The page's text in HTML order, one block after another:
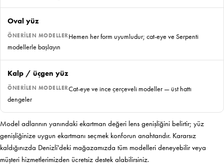
Oval yüz
Hemen her form uyumludur; cat-eye ve Serpenti
modellerle başlayın
Kalp / üçgen yüz
Cat-eye ve ince çerçeveli modeller — üst hattı
dengeler
Model adlarının yanındaki ekartman değeri lens genişliğini belirtir; yüz
genişliğinize uygun ekartmanı seçmek konforun anahtarıdır. Kararsız
kaldığınızda Denizli'deki mağazamızda tüm modelleri deneyebilir veya
müşteri hizmetlerimizden ücretsiz destek alabilirsiniz.